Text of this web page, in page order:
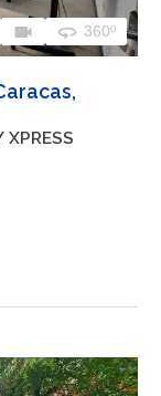
videocam 360 360º
XPRESS